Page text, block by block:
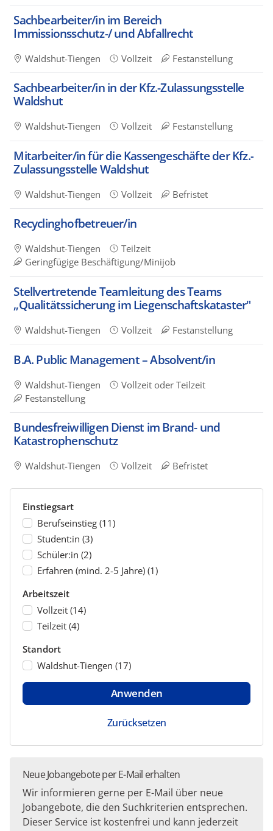
Filtern
Sie
die
Suchergebnisse
Einstiegsart
Berufseinstieg (11)
Student:in (3)
Schüler:in (2)
Erfahren (mind. 2-5 Jahre) (1)
Arbeitszeit
Vollzeit (14)
Teilzeit (4)
Standort
Waldshut-Tiengen (17)
Anwenden
Zurücksetzen
Neue Jobangebote per E-Mail erhalten
Wir informieren gerne per E-Mail über neue
Jobangebote, die den Suchkriterien entsprechen.
Dieser Service ist kostenfrei und kann jederzeit
Sachbearbeiter/in im Bereich
Immissionsschutz-/ und Abfallrecht
Waldshut-Tiengen Vollzeit Festanstellung
Sachbearbeiter/in in der Kfz.-Zulassungsstelle
Waldshut
Waldshut-Tiengen Vollzeit Festanstellung
Mitarbeiter/in für die Kassengeschäfte der Kfz.-
Zulassungsstelle Waldshut
Waldshut-Tiengen Vollzeit Befristet
Recyclinghofbetreuer/in
Waldshut-Tiengen
Teilzeit
Geringfügige Beschäftigung/Minijob
Stellvertretende Teamleitung des Teams
„Qualitätssicherung im Liegenschaftskataster"
Waldshut-Tiengen Vollzeit Festanstellung
B.A. Public Management – Absolvent/in
Waldshut-Tiengen
Vollzeit oder Teilzeit
Festanstellung
Bundesfreiwilligen Dienst im Brand- und
Katastrophenschutz
Waldshut-Tiengen Vollzeit Befristet